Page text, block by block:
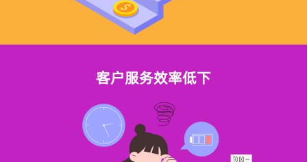
客户服务效率低下